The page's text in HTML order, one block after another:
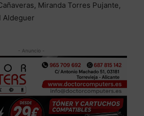
Miranda Torres Pujante,
Aldeguer
- Anuncio -